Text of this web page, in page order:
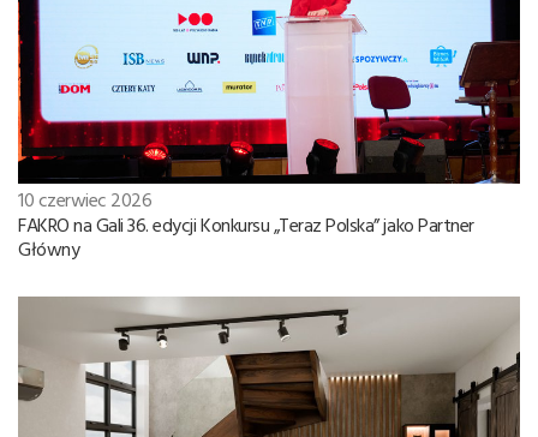
10 czerwiec 2026
FAKRO na Gali 36. edycji Konkursu „Teraz Polska” jako Partner
Główny